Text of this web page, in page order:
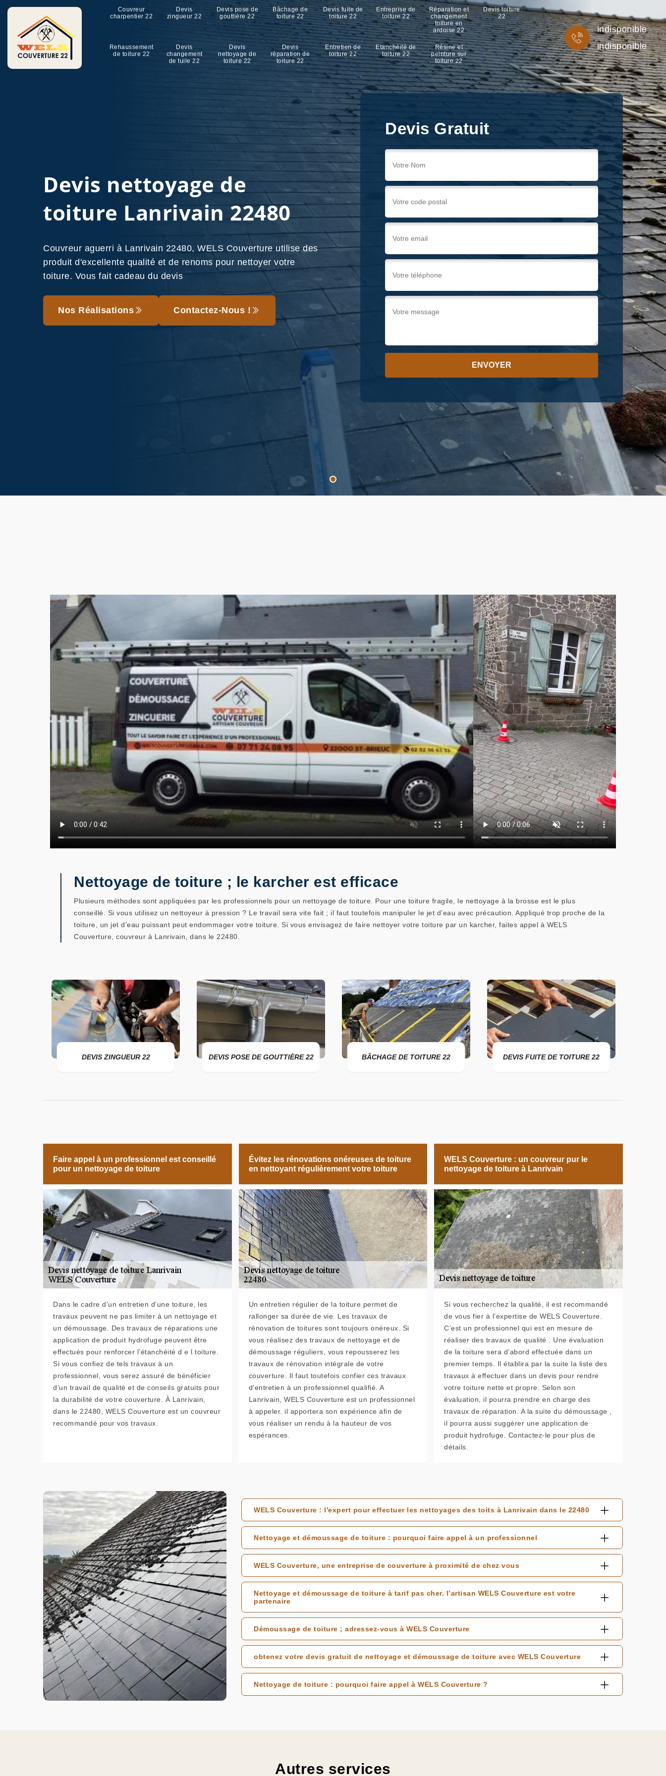
Couvreur
charpentier 22
Devis
zingueur 22
Devis pose de
gouttière 22
Bâchage de
toiture 22
Devis fuite de
toiture 22
Entreprise de
toiture 22
Réparation et
changement
toiture en
ardoise 22
Devis toiture
22
Rehaussement
de toiture 22
Devis
changement
de tuile 22
Devis
nettoyage de
toiture 22
Devis
réparation de
toiture 22
Entretien de
toiture 22
Etanchéité de
toiture 22
Résine et
peinture sur
toiture 22
indisponible
indisponible
Devis nettoyage de
toiture Lanrivain 22480
Couvreur aguerri à Lanrivain 22480, WELS Couverture utilise des
produit d'excellente qualité et de renoms pour nettoyer votre
toiture. Vous fait cadeau du devis
Nos Réalisations Contactez-Nous !
Devis Gratuit
Nettoyage de toiture ; le karcher est efficace
Plusieurs méthodes sont appliquées par les professionnels pour un nettoyage de toiture. Pour une toiture fragile, le nettoyage à la brosse est le plus
conseillé. Si vous utilisez un nettoyeur à pression ? Le travail sera vite fait ; il faut toutefois manipuler le jet d’eau avec précaution. Appliqué trop proche de la
toiture, un jet d’eau puissant peut endommager votre toiture. Si vous envisagez de faire nettoyer votre toiture par un karcher, faites appel à WELS
Couverture, couvreur à Lanrivain, dans le 22480.
DEVIS ZINGUEUR 22 DEVIS POSE DE GOUTTIÈRE 22 BÂCHAGE DE TOITURE 22 DEVIS FUITE DE TOITURE 22
Faire appel à un professionnel est conseillé
pour un nettoyage de toiture
Dans le cadre d’un entretien d’une toiture, les
travaux peuvent ne pas limiter à un nettoyage et
un démoussage. Des travaux de réparations une
application de produit hydrofuge peuvent être
effectués pour renforcer l’étanchéité d e l toiture.
Si vous confiez de tels travaux à un
professionnel, vous serez assuré de bénéficier
d’un travail de qualité et de conseils gratuits pour
la durabilité de votre couverture. À Lanrivain,
dans le 22480, WELS Couverture est un couvreur
recommandé pour vos travaux.
Évitez les rénovations onéreuses de toiture
en nettoyant régulièrement votre toiture
Un entretien régulier de la toiture permet de
rallonger sa durée de vie. Les travaux de
rénovation de toitures sont toujours onéreux. Si
vous réalisez des travaux de nettoyage et de
démoussage réguliers, vous repousserez les
travaux de rénovation intégrale de votre
couverture. Il faut toutefois confier ces travaux
d’entretien à un professionnel qualifié. A
Lanrivain, WELS Couverture est un professionnel
à appeler. il apportera son expérience afin de
vous réaliser un rendu à la hauteur de vos
espérances.
WELS Couverture : un couvreur pur le
nettoyage de toiture à Lanrivain
Si vous recherchez la qualité, il est recommandé
de vous fier à l’expertise de WELS Couverture.
C’est un professionnel qui est en mesure de
réaliser des travaux de qualité . Une évaluation
de la toiture sera d’abord effectuée dans un
premier temps. Il établira par la suite la liste des
travaux à effectuer dans un devis pour rendre
votre toiture nette et propre. Selon son
évaluation, il pourra prendre en charge des
travaux de réparation. A la suite du démoussage ,
il pourra aussi suggérer une application de
produit hydrofuge. Contactez-le pour plus de
détails.
WELS Couverture : l'expert pour effectuer les nettoyages des toits à Lanrivain dans le 22480
Nettoyage et démoussage de toiture : pourquoi faire appel à un professionnel
WELS Couverture, une entreprise de couverture à proximité de chez vous
Nettoyage et démoussage de toiture à tarif pas cher. l’artisan WELS Couverture est votre
partenaire
Démoussage de toiture ; adressez-vous à WELS Couverture
obtenez votre devis gratuit de nettoyage et démoussage de toiture avec WELS Couverture
Nettoyage de toiture : pourquoi faire appel à WELS Couverture ?
Autres services